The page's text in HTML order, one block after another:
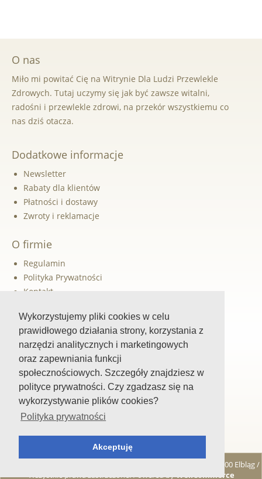
Wykorzystujemy pliki cookies w celu
prawidłowego działania strony, korzystania z
narzędzi analitycznych i marketingowych
oraz zapewniania funkcji
społecznościowych. Szczegóły znajdziesz w
polityce prywatności. Czy zgadzasz się na
wykorzystywanie plików cookies?
Polityka prywatności
Akceptuję
O nas
Miło mi powitać Cię na Witrynie Dla Ludzi Przewlekle
Zdrowych. Tutaj uczymy się jak być zawsze witalni,
radośni i przewlekle zdrowi, na przekór wszystkiemu co
nas dziś otacza.
Dodatkowe informacje
Newsletter
Rabaty dla klientów
Płatności i dostawy
Zwroty i reklamacje
O firmie
Regulamin
Polityka Prywatności
Kontakt
Szybka pomoc
Śledź nas
Facebook
Blog
Avanti Marlena Bhandari , Ul. Wyspiańskiego 16 A-B, 82-300 Elbląg/
Wszystkie prawa zastrzeżone. Powered byWellCommerce